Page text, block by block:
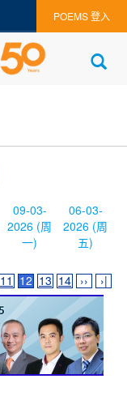
POEMS 登入
09-03-
2026 (周
一)
06-03-
2026 (周
五)
11 12 13 14 ›› ›|